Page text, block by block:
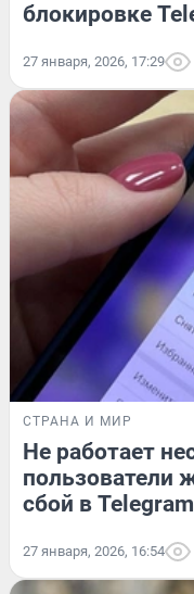
блокировке
27 января, 2026, 17:29
СТРАНА И МИР
Не работает
пользователи
сбой в Telegram
27 января, 2026, 16:54